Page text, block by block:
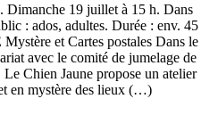
Dimanche 19 juillet à 15 h. Dans
: ados, adultes. Durée : env. 45
et Cartes postales Dans le
avec le comité de jumelage de
Chien Jaune propose un atelier
en mystère des lieux (…)